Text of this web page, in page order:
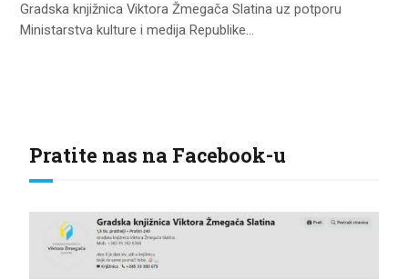
Gradska knjižnica Viktora Žmegača Slatina uz potporu
Ministarstva kulture i medija Republike…
Pratite nas na Facebook-u